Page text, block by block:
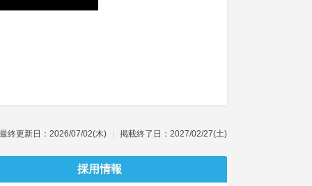
最終更新日：2026/07/02(木) 掲載終了日：2027/02/27(土)
採用情報